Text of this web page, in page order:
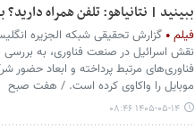
ببینید | نتانیاهو: تلفن همراه
فیلم
گزارش تحقیقی شبکه الجزیره
نقش اسرائیل در صنعت فناوری، به بررسی
فناوری‌های مرتبط پرداخته و ابعاد حضور
موبایل را واکاوی کرده است. / هفت صبح
۱۴۰۵-۰۵-۱۴ ۰۸:۴۶